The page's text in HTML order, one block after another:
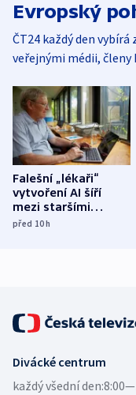
Evropský
ČT24 každý den
veřejnými médii, členy
Falešní „lékaři“
vytvoření AI šíří
mezi staršími
Poláky nebezpečné
před 10h
Divácké centrum
každý všední den: